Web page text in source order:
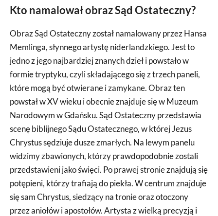
Kto namalował obraz Sąd Ostateczny?
Obraz Sąd Ostateczny został namalowany przez Hansa
Memlinga, słynnego artystę niderlandzkiego. Jest to
jedno z jego najbardziej znanych dzieł i powstało w
formie tryptyku, czyli składającego się z trzech paneli,
które mogą być otwierane i zamykane. Obraz ten
powstał w XV wieku i obecnie znajduje się w Muzeum
Narodowym w Gdańsku. Sąd Ostateczny przedstawia
scenę biblijnego Sądu Ostatecznego, w której Jezus
Chrystus sędziuje dusze zmarłych. Na lewym panelu
widzimy zbawionych, którzy prawdopodobnie zostali
przedstawieni jako święci. Po prawej stronie znajdują się
potępieni, którzy trafiają do piekła. W centrum znajduje
się sam Chrystus, siedzący na tronie oraz otoczony
przez aniołów i apostołów. Artysta z wielką precyzją i